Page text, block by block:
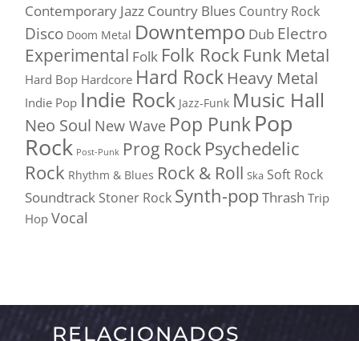
Contemporary Jazz Country Blues Country Rock
Disco Doom Metal Downtempo Dub Electro
Experimental Folk Folk Rock Funk Metal
Hard Bop Hardcore Hard Rock Heavy Metal
Indie Pop Indie Rock Jazz-Funk Music Hall
Neo Soul New Wave Pop PunkPop
Rock Post-Punk Prog Rock Psychedelic
Rock Rhythm & Blues Rock & Roll Ska Soft Rock
Soundtrack Stoner Rock Synth-popThrash Trip
HopVocal
RELACIONADOS